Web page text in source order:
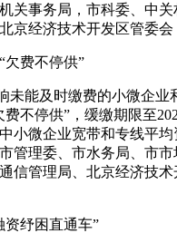
关事务局，市科委、中
京经济技术开发区管委会
欠费不停供”
未能及时缴费的小微企业
不停供”，缓缴期限至
小微企业宽带和专线平均
管理委、市水务局、市
信管理局、北京经济技术
资纾困直通车”